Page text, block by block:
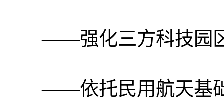
——强化三方科技园区
——依托民用航天基础